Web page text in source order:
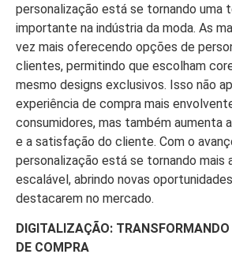
personalização está se tornando uma
importante na indústria da moda. As
vez mais oferecendo opções de
clientes, permitindo que escolham
mesmo designs exclusivos. Isso não
experiência de compra mais
consumidores, mas também aumenta
e a satisfação do cliente. Com o
personalização está se tornando mais
escalável, abrindo novas
destacarem no mercado.
DIGITALIZAÇÃO: TRANSFORMANDO
DE COMPRA